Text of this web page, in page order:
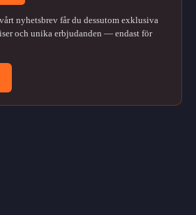
nyhetsbrev får du dessutom exklusiva
och unika erbjudanden — endast för